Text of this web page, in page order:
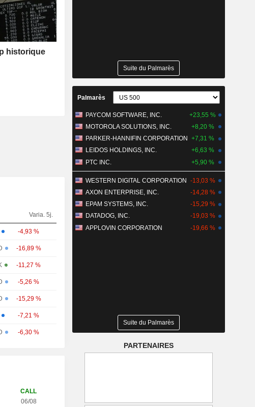
historique
Varia. 5j.
-4,93 %
-16,89 %
-11,27 %
-5,26 %
-15,29 %
-7,21 %
-6,30 %
CALL
06/08
Suite du Palmarès
Palmarès
PAYCOM SOFTWARE, INC.
+23,55 %
MOTOROLA SOLUTIONS, INC.
+8,20 %
PARKER-HANNIFIN CORPORATION
+7,31 %
LEIDOS HOLDINGS, INC.
+6,63 %
PTC INC.
+5,90 %
WESTERN DIGITAL CORPORATION -13,03 %
AXON ENTERPRISE, INC.
-14,28 %
EPAM SYSTEMS, INC.
-15,29 %
DATADOG, INC.
-19,03 %
APPLOVIN CORPORATION
-19,66 %
Suite du Palmarès
PARTENAIRES